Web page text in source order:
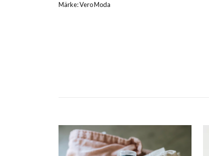
Märke: Vero Moda